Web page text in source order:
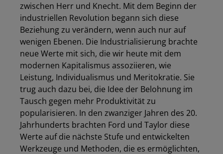
zwischen Herr und Knecht. Mit dem Beginn der
industriellen Revolution begann sich diese
Beziehung zu verändern, wenn auch nur auf
wenigen Ebenen. Die Industrialisierung brachte
neue Werte mit sich, die wir heute mit dem
modernen Kapitalismus assoziieren, wie
Leistung, Individualismus und Meritokratie. Sie
trug auch dazu bei, die Idee der Belohnung im
Tausch gegen mehr Produktivität zu
popularisieren. In den zwanziger Jahren des 20.
Jahrhunderts brachten Ford und Taylor diese
Werte auf die nächste Stufe und entwickelten
Werkzeuge und Methoden, die es ermöglichten,